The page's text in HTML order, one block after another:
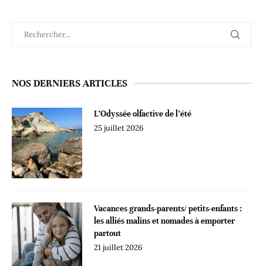
NOS DERNIERS ARTICLES
L’Odyssée olfactive de l’été
25 juillet 2026
Vacances grands-parents/ petits-enfants :
les alliés malins et nomades à emporter
partout
21 juillet 2026